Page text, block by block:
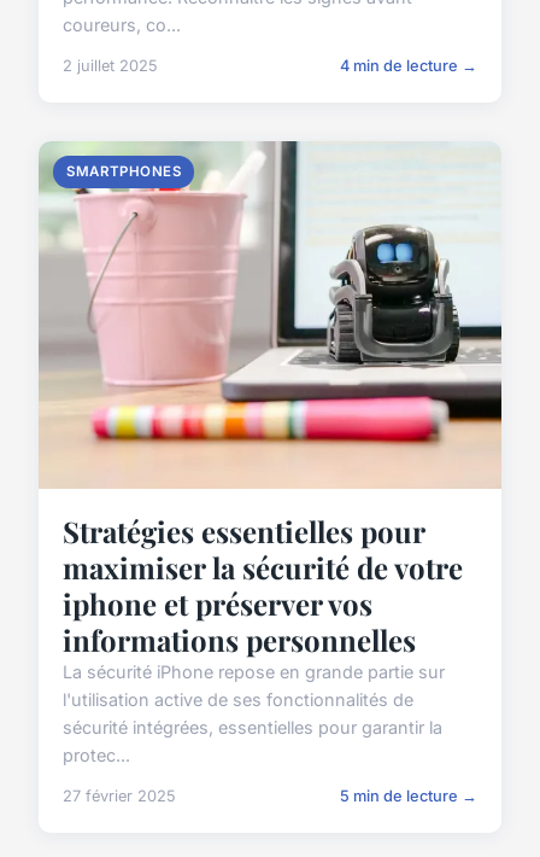
coureurs, co...
2 juillet 2025 4 min de lecture →
SMARTPHONES
Stratégies essentielles pour
maximiser la sécurité de votre
iphone et préserver vos
informations personnelles
La sécurité iPhone repose en grande partie sur
l'utilisation active de ses fonctionnalités de
sécurité intégrées, essentielles pour garantir la
protec...
27 février 2025 5 min de lecture →